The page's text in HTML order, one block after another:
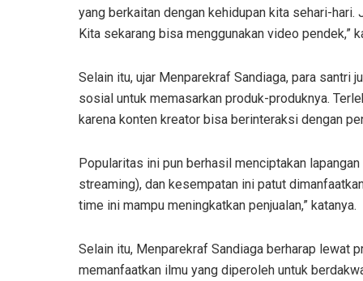
yang berkaitan dengan kehidupan kita sehari-
Kita sekarang bisa menggunakan video pendek,”
Selain itu, ujar Menparekraf Sandiaga, para santri
sosial untuk memasarkan produk-produknya.
karena konten kreator bisa berinteraksi dengan
Popularitas ini pun berhasil menciptakan
streaming), dan kesempatan ini patut
time ini mampu meningkatkan penjualan,” katanya.
Selain itu, Menparekraf Sandiaga berharap lewat
memanfaatkan ilmu yang diperoleh untuk